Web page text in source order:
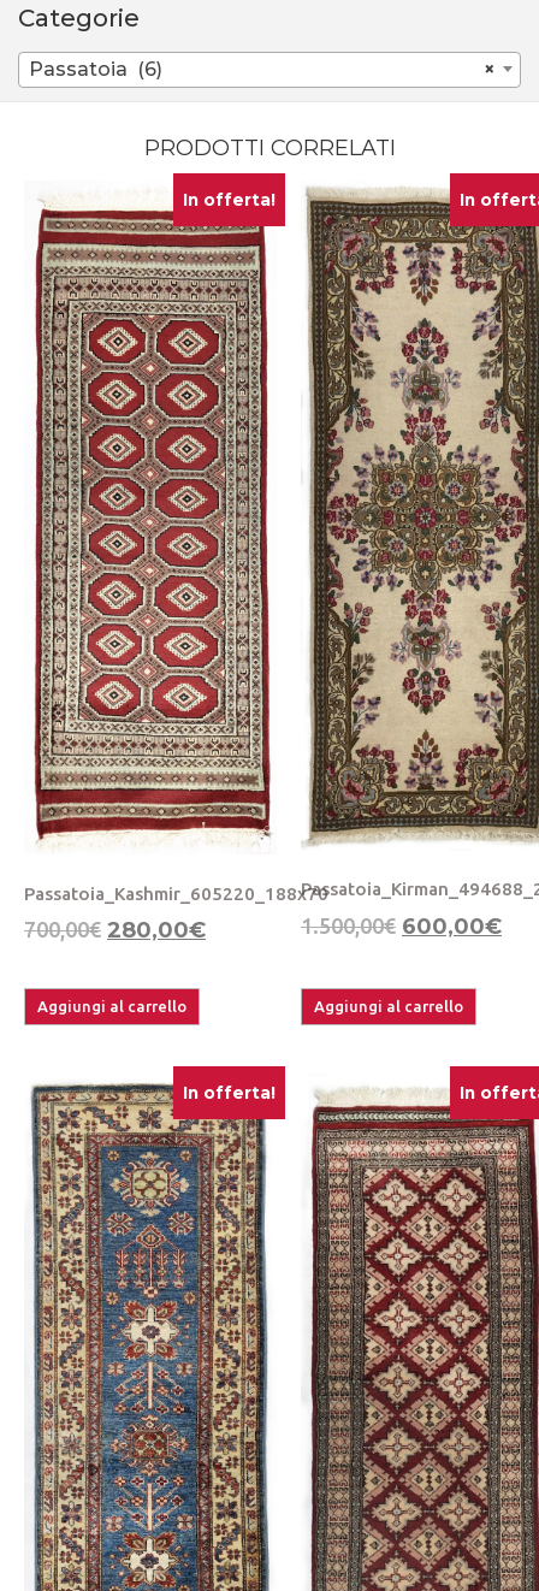
Categorie
×
Passatoia (6)
PRODOTTI CORRELATI
In offerta!
Passatoia_Kashmir_605220_188x70
700,00€ 280,00€
Aggiungi al carrello
In
1.500,00€ 600,00€
Aggiungi al carrello
In offerta! In